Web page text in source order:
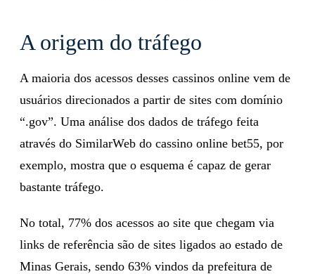
A origem do tráfego
A maioria dos acessos desses cassinos online vem de
usuários direcionados a partir de sites com domínio
“.gov”. Uma análise dos dados de tráfego feita
através do SimilarWeb do cassino online bet55, por
exemplo, mostra que o esquema é capaz de gerar
bastante tráfego.
No total, 77% dos acessos ao site que chegam via
links de referência são de sites ligados ao estado de
Minas Gerais, sendo 63% vindos da prefeitura de